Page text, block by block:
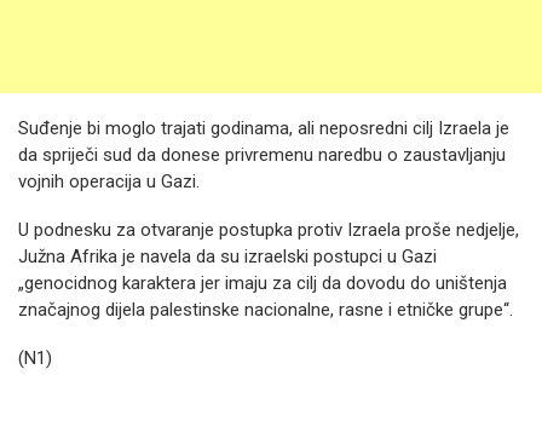
Suđenje bi moglo trajati godinama, ali neposredni cilj Izraela je
da spriječi sud da donese privremenu naredbu o zaustavljanju
vojnih operacija u Gazi.
U podnesku za otvaranje postupka protiv Izraela proše nedjelje,
Južna Afrika je navela da su izraelski postupci u Gazi
„genocidnog karaktera jer imaju za cilj da dovodu do uništenja
značajnog dijela palestinske nacionalne, rasne i etničke grupe“.
(N1)